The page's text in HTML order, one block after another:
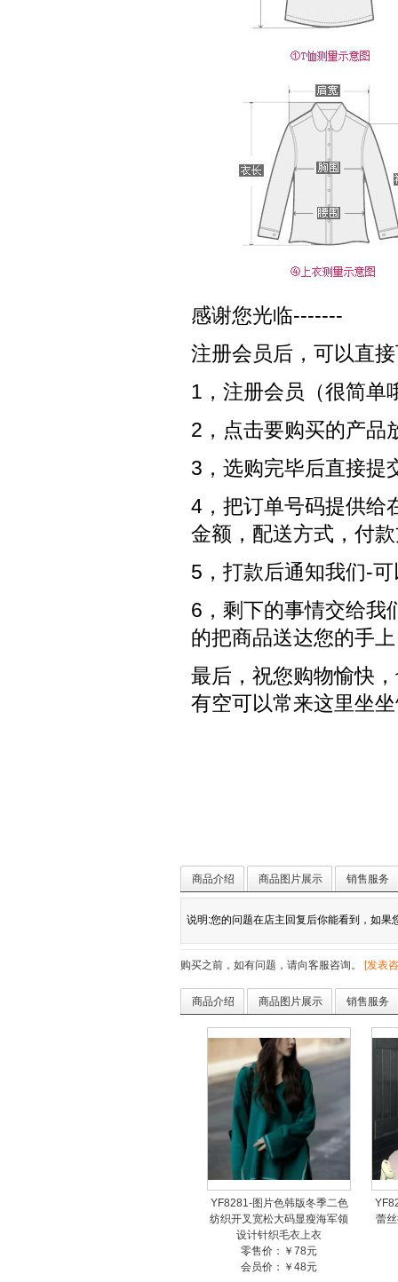
感谢您光临-------
注册会员后，可以直
1，注册会员（很简单
2，点击要购买的产品
3，选购完毕后直接提
4，把订单号码提供给
金额，配送方式，付
5，打款后通知我们-
6，剩下的事情交给我
的把商品送达您的手上
最后，祝您购物愉快
有空可以常来这里坐
商品介绍 商品图片展示 销售服务
说明:您的问题在店主回复后你能看到，如
购买之前，如有问题，请向客服咨询。 [发表
商品介绍 商品图片展示 销售服务
YF8281-图片色韩版冬季二色
纺织开叉宽松大码显瘦海军领
设计针织毛衣上衣
零售价：￥78元
会员价：￥48元
蕾